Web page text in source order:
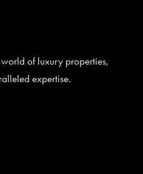
of luxury properties,
expertise.